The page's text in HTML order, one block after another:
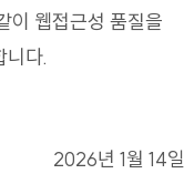
이 웹접근성 품질을
니다.
2026년 1월 14일